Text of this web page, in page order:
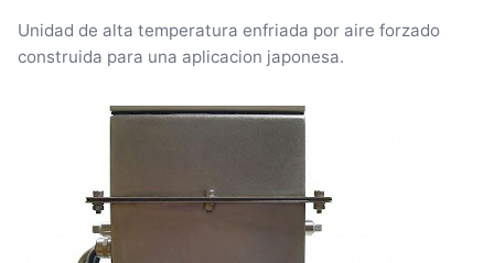
Unidad de alta temperatura enfriada por aire forzado
construida para una aplicacion japonesa.